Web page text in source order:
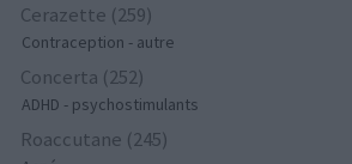
Cerazette (259)
Contraception - autre
Concerta (252)
ADHD - psychostimulants
Roaccutane (245)